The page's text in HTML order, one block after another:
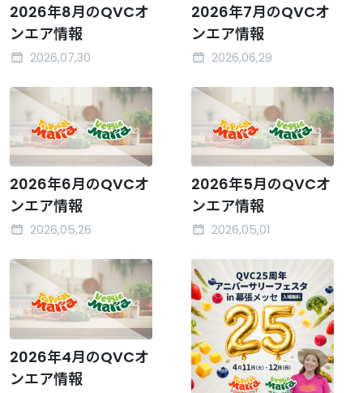
2026年8月のQVCオ
ンエア情報
2026,07,30
2026年7月のQVCオ
ンエア情報
2026,06,29
2026年6月のQVCオ
ンエア情報
2026,05,26
2026年5月のQVCオ
ンエア情報
2026,05,01
2026年4月のQVCオ
ンエア情報